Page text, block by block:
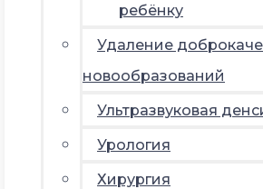
ребёнку
Удаление
новообразований
Ультразвуковая
Урология
Хирургия